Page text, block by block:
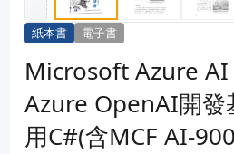
紙本書 電子書
Microsoft Azure AI
Azure OpenAI開發
用C#(含MCF AI-